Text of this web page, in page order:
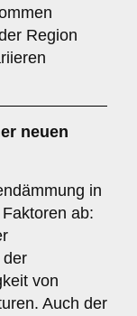
Region
neuen
in
ab:
der
von
Auch der